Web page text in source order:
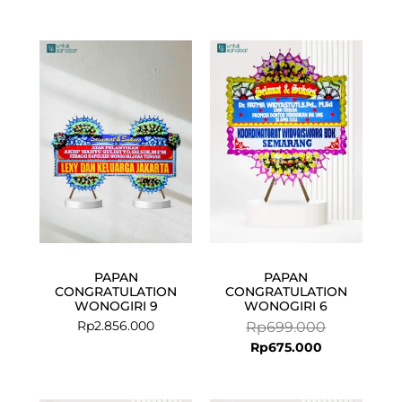
PAPAN
CONGRATULATION
WONOGIRI 9
Rp2.856.000
PAPAN
CONGRATULATION
WONOGIRI 6
Rp699.000
was:
Rp699.000.
Rp675.000
is:
Rp675.000.